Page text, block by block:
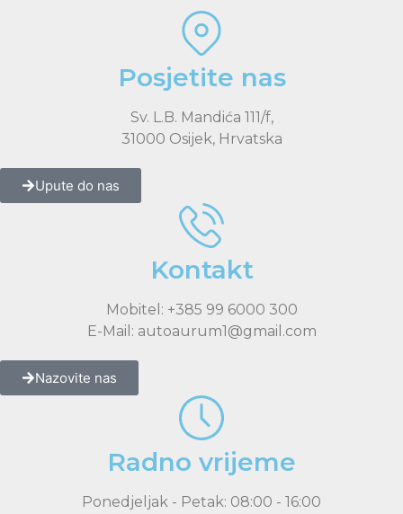
Posjetite nas
Sv. L.B. Mandića 111/f,
31000 Osijek, Hrvatska
Upute do nas
Kontakt
Mobitel: +385 99 6000 300
E-Mail: autoaurum1@gmail.com
Nazovite nas
Radno vrijeme
Ponedjeljak - Petak: 08:00 - 16:00